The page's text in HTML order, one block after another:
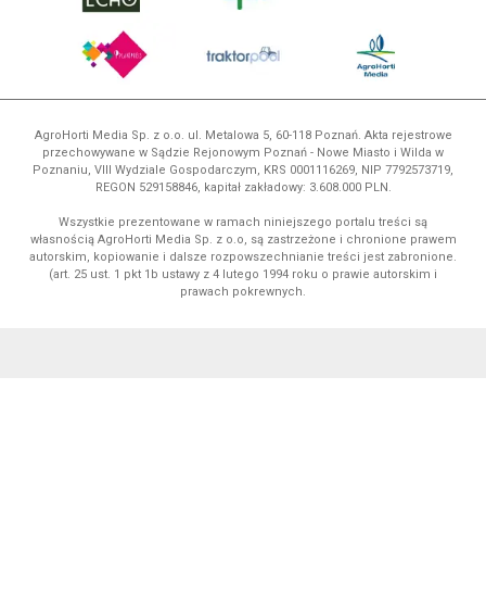
AgroHorti Media Sp. z o.o. ul. Metalowa 5, 60-118 Poznań. Akta rejestrowe
przechowywane w Sądzie Rejonowym Poznań - Nowe Miasto i Wilda w
Poznaniu, VIII Wydziale Gospodarczym, KRS 0001116269, NIP 7792573719,
REGON 529158846, kapitał zakładowy: 3.608.000 PLN.
Wszystkie prezentowane w ramach niniejszego portalu treści są
własnością AgroHorti Media Sp. z o.o, są zastrzeżone i chronione prawem
autorskim, kopiowanie i dalsze rozpowszechnianie treści jest zabronione.
(art. 25 ust. 1 pkt 1b ustawy z 4 lutego 1994 roku o prawie autorskim i
prawach pokrewnych.